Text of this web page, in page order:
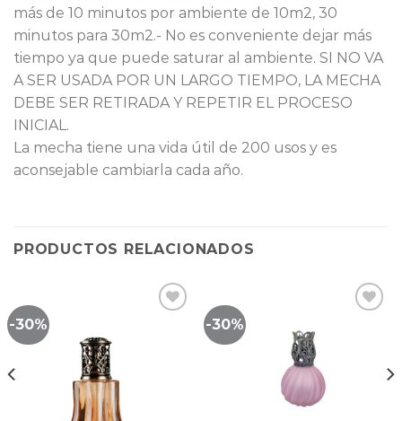
más de 10 minutos por ambiente de 10m2, 30
minutos para 30m2.- No es conveniente dejar más
tiempo ya que puede saturar al ambiente. SI NO VA
A SER USADA POR UN LARGO TIEMPO, LA MECHA
DEBE SER RETIRADA Y REPETIR EL PROCESO
INICIAL.
La mecha tiene una vida útil de 200 usos y es
aconsejable cambiarla cada año.
PRODUCTOS RELACIONADOS
-30% -30%
seguimiento